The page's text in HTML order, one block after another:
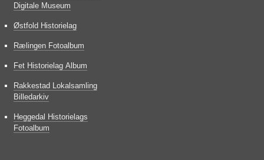
Digitale Museum
Østfold Historielag
Rælingen Fotoalbum
Fet Historielag Album
Rakkestad Lokalsamling
Billedarkiv
Heggedal Historielags
Fotoalbum